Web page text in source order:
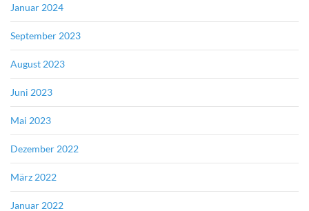
Januar 2024
September 2023
August 2023
Juni 2023
Mai 2023
Dezember 2022
März 2022
Januar 2022